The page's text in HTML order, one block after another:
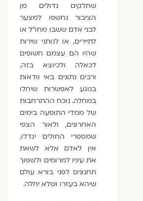
שחלקים גדולים מן
הציבור נחשפו למצער
לבני אדם ששבו מחו"ל או
לתיירים, או לנותני שירות
שהיו הם עצמם חשופים
לכאלה ולכיוצא בזה,
ורבים נתונים באי וודאות
בנוגע לאפשרות שיחלו
במחלה. נוכח ההתרחבות
של ממדי התופעה בימים
האחרונים, ולאור הצפי
שמספרי החולים יגדלו,
אין לאדם אלא לשאת
את עיניו למרומים ולשפוך
תחנונים לפני בורא עולם
שיהא בעזרו ושלא יחלה.